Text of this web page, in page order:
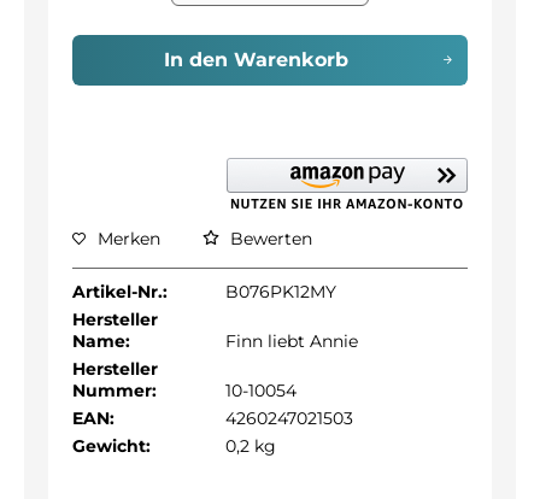
In den Warenkorb
Merken Bewerten
Artikel-Nr.:
B076PK12MY
Hersteller
Name:
Finn liebt Annie
Hersteller
Nummer:
10-10054
EAN:
4260247021503
Gewicht:
0,2 kg